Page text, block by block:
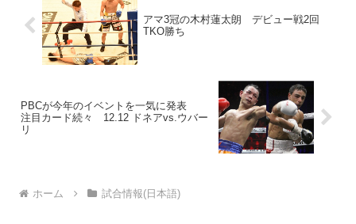
アマ3冠の木村蓮太朗 デビュー戦2回
TKO勝ち
PBCが今年のイベントを一気に発表
注目カード続々 12.12 ドネアvs.ウバー
リ
ホーム 試合情報(日本語)